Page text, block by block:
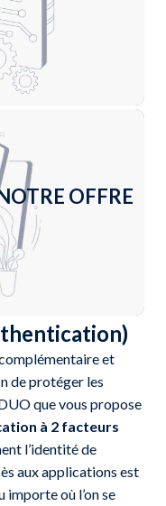
+
OFFRE
+
et
de protéger les
que vous propose
à 2 facteurs
l’identité de
aux applications est
importe où l’on se